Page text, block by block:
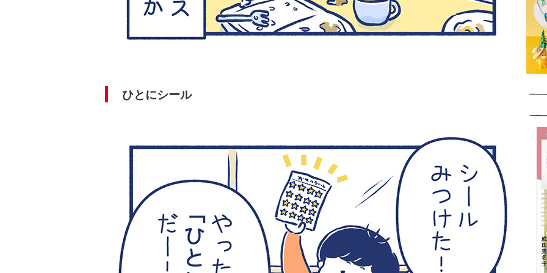
ひとにシール